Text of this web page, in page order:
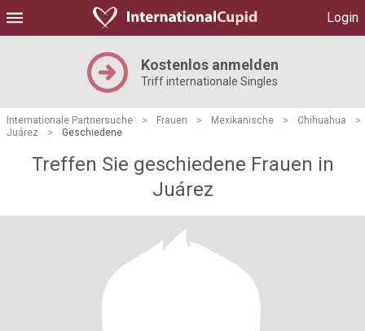
Login
Kostenlos anmelden
Triff internationale Singles
Internationale Partnersuche > Frauen > Mexikanische > Chihuahua
>
Juárez
> Geschiedene
Treffen Sie geschiedene Frauen in
Juárez